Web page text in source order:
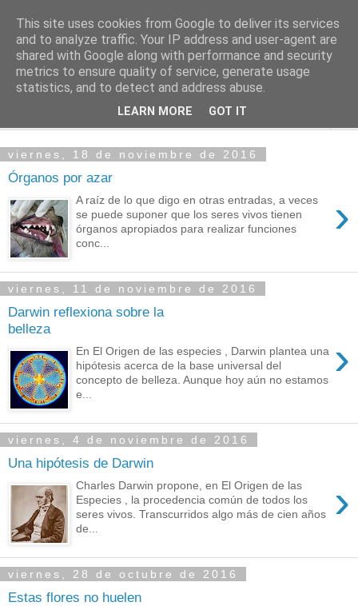
PASEANTE SILENCIOSO
Blog personal de Emilio Valadé del Río
viernes, 18 de noviembre de 2016
Órganos por azar
›
A raíz de lo que digo en otras entradas, a veces
se puede suponer que los seres vivos tienen
órganos apropiados para realizar funciones
conc...
viernes, 11 de noviembre de 2016
Darwin reflexiona sobre la
belleza
›
En El Origen de las especies , Darwin plantea una
hipótesis acerca de la base universal del
concepto de belleza. Aunque hoy aún no estamos
e...
viernes, 4 de noviembre de 2016
Una hipótesis de Darwin
›
Charles Darwin propone, en El Origen de las
Especies , la procedencia común de todos los
seres vivos. Transcurridos algo más de cien años
de...
viernes, 28 de octubre de 2016
Estas flores no huelen
This site uses cookies from Google to deliver its services
and to analyze traffic. Your IP address and user-agent are
shared with Google along with performance and security
metrics to ensure quality of service, generate usage
statistics, and to detect and address abuse.
LEARN MORE GOT IT